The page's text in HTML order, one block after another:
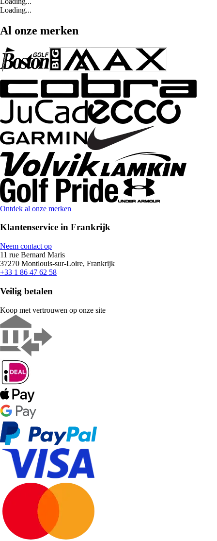
Loading...
Al onze merken
Ontdek al onze merken
Klantenservice in Frankrijk
Neem contact op
11 rue Bernard Maris
37270 Montlouis-sur-Loire, Frankrijk
+33 1 86 47 62 58
Veilig betalen
Koop met vertrouwen op onze site